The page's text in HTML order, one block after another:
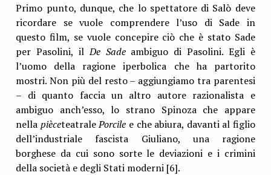
Primo punto, dunque, che lo spettatore di Salò deve
ricordare se vuole comprendere l’uso di Sade in
questo film, se vuole concepire ciò che è stato Sade
per Pasolini, ilDe Sade ambiguo di Pasolini. Egli è
l’uomo della ragione iperbolica che ha partorito
mostri. Non più del resto – aggiungiamo tra parentesi
– di quanto faccia un altro autore razionalista e
ambiguo anch’esso, lo strano Spinoza che appare
nella pièceteatralePorcile e che abiura, davanti al figlio
dell’industriale fascista Giuliano, una ragione
borghese da cui sono sorte le deviazioni e i crimini
della società e degli Stati moderni [6].